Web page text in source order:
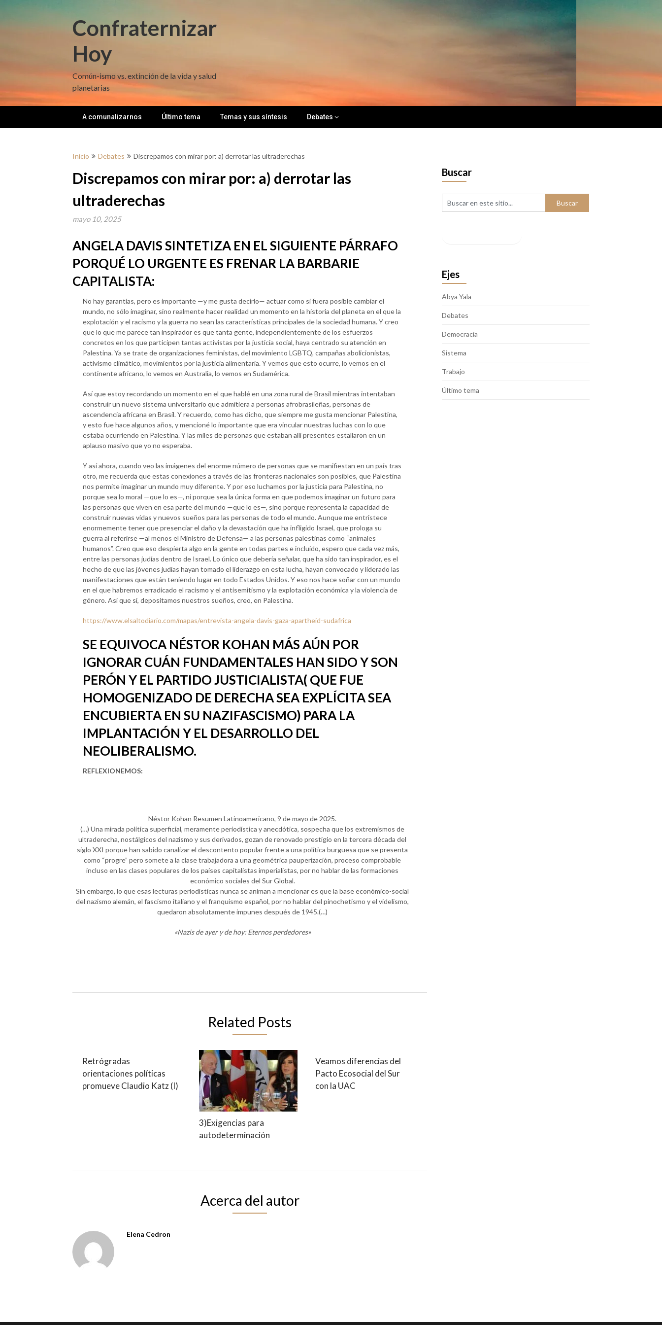
Confraternizar
Hoy
Común-ismo vs. extinción de la vida y salud
planetarias
A comunalizarnos Último tema Temas y sus síntesis Debates
Inicio Debates Discrepamos con mirar por: a) derrotar las ultraderechas
Discrepamos con mirar por: a) derrotar las
ultraderechas
mayo 10, 2025
ANGELA DAVIS SINTETIZA EN EL SIGUIENTE PÁRRAFO
PORQUÉ LO URGENTE ES FRENAR LA BARBARIE
CAPITALISTA:
No hay garantías, pero es importante —y me gusta decirlo— actuar como si fuera posible cambiar el
mundo, no sólo imaginar, sino realmente hacer realidad un momento en la historia del planeta en el que la
explotación y el racismo y la guerra no sean las características principales de la sociedad humana. Y creo
que lo que me parece tan inspirador es que tanta gente, independientemente de los esfuerzos
concretos en los que participen tantas activistas por la justicia social, haya centrado su atención en
Palestina. Ya se trate de organizaciones feministas, del movimiento LGBTQ, campañas abolicionistas,
activismo climático, movimientos por la justicia alimentaria. Y vemos que esto ocurre, lo vemos en el
continente africano, lo vemos en Australia, lo vemos en Sudamérica.
Así que estoy recordando un momento en el que hablé en una zona rural de Brasil mientras intentaban
construir un nuevo sistema universitario que admitiera a personas afrobrasileñas, personas de
ascendencia africana en Brasil. Y recuerdo, como has dicho, que siempre me gusta mencionar Palestina,
y esto fue hace algunos años, y mencioné lo importante que era vincular nuestras luchas con lo que
estaba ocurriendo en Palestina. Y las miles de personas que estaban allí presentes estallaron en un
aplauso masivo que yo no esperaba.
Y así ahora, cuando veo las imágenes del enorme número de personas que se manifiestan en un país tras
otro, me recuerda que estas conexiones a través de las fronteras nacionales son posibles, que Palestina
nos permite imaginar un mundo muy diferente. Y por eso luchamos por la justicia para Palestina, no
porque sea lo moral —que lo es—, ni porque sea la única forma en que podemos imaginar un futuro para
las personas que viven en esa parte del mundo —que lo es—, sino porque representa la capacidad de
construir nuevas vidas y nuevos sueños para las personas de todo el mundo. Aunque me entristece
enormemente tener que presenciar el daño y la devastación que ha infligido Israel, que prologa su
guerra al referirse —al menos el Ministro de Defensa— a las personas palestinas como “animales
humanos”. Creo que eso despierta algo en la gente en todas partes e incluido, espero que cada vez más,
entre las personas judías dentro de Israel. Lo único que debería señalar, que ha sido tan inspirador, es el
hecho de que las jóvenes judías hayan tomado el liderazgo en esta lucha, hayan convocado y liderado las
manifestaciones que están teniendo lugar en todo Estados Unidos. Y eso nos hace soñar con un mundo
en el que habremos erradicado el racismo y el antisemitismo y la explotación económica y la violencia de
género. Así que sí, depositamos nuestros sueños, creo, en Palestina.
https://www.elsaltodiario.com/mapas/entrevista-angela-davis-gaza-apartheid-sudafrica
SE EQUIVOCA NÉSTOR KOHAN MÁS AÚN POR
IGNORAR CUÁN FUNDAMENTALES HAN SIDO Y SON
PERÓN Y EL PARTIDO JUSTICIALISTA( QUE FUE
HOMOGENIZADO DE DERECHA SEA EXPLÍCITA SEA
ENCUBIERTA EN SU NAZIFASCISMO) PARA LA
IMPLANTACIÓN Y EL DESARROLLO DEL
NEOLIBERALISMO.
REFLEXIONEMOS:
Néstor Kohan Resumen Latinoamericano, 9 de mayo de 2025.
(…) Una mirada política superficial, meramente periodística y anecdótica, sospecha que los extremismos de
ultraderecha, nostálgicos del nazismo y sus derivados, gozan de renovado prestigio en la tercera década del
siglo XXI porque han sabido canalizar el descontento popular frente a una política burguesa que se presenta
como “progre” pero somete a la clase trabajadora a una geométrica pauperización, proceso comprobable
incluso en las clases populares de los países capitalistas imperialistas, por no hablar de las formaciones
económico sociales del Sur Global.
Sin embargo, lo que esas lecturas periodísticas nunca se animan a mencionar es que la base económico-social
del nazismo alemán, el fascismo italiano y el franquismo español, por no hablar del pinochetismo y el videlismo,
quedaron absolutamente impunes después de 1945.(…)
«Nazis de ayer y de hoy: Eternos perdedores»
Related Posts
Retrógradas
orientaciones políticas
promueve Claudio Katz (I)
3)Exigencias para
autodeterminación
Veamos diferencias del
Pacto Ecosocial del Sur
con la UAC
Acerca del autor
Elena Cedron
Buscar
Ejes
Abya Yala
Debates
Democracia
Sistema
Trabajo
Último tema